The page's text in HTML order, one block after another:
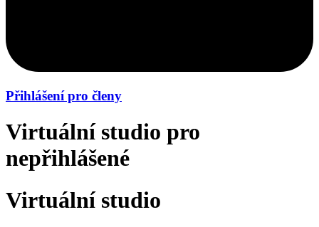
Přihlášení pro členy
Virtuální studio pro
nepřihlášené
Virtuální studio